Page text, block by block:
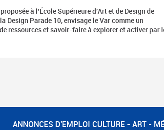
à l’École Supérieure d’Art et de Design de
Design Parade 10, envisage le Var comme un
ressources et savoir-faire à explorer et activer par
ANNONCES D'EMPLOI CULTURE - ART -